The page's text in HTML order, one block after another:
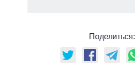
Поделиться: